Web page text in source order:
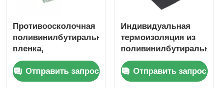
Противоосколочная
поливинилбутиральная
пленка,
экологически
чистая, устойчивая к
ультрафиолету,
Отправить запрос
Индивидуальная
термоизоляция из
поливинилбутиральной
прослойки для
стекол ветровых
стекол
Отправить запрос